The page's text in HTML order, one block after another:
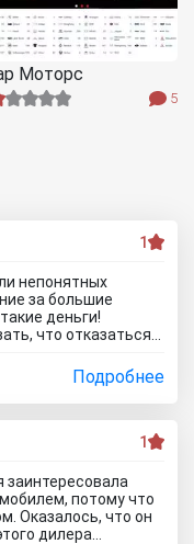
Моторс
5
1
непонятных
за большие
деньги!
что отказаться
это развод и
потому что не
деньги да и
Подробнее
1
потому что
Оказалось, что он
дилера